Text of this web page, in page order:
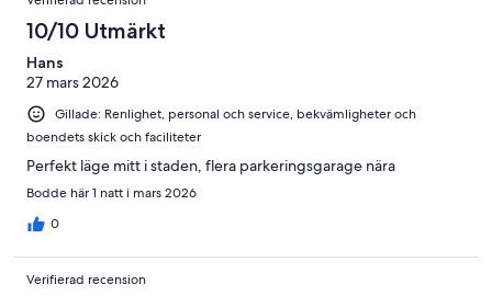
138
recensioner
10/10 Utmärkt
Hans
27 mars 2026
Gillade: Renlighet, personal och service, bekvämligheter och
boendets skick och faciliteter
Perfekt läge mitt i staden, flera parkeringsgarage nära
Bodde här 1 natt i mars 2026
0
Verifierad recension